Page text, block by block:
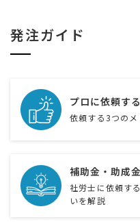
発注ガイド
プロに依頼す
依頼する3つの
補助金・助成
社労士に依頼す
いを解説